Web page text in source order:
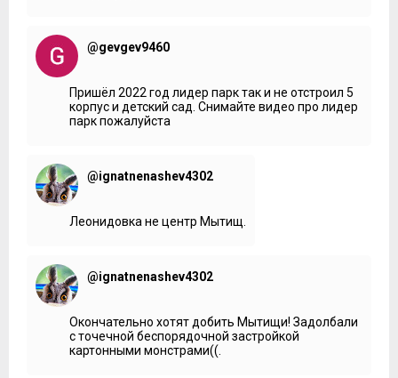
@gevgev9460
Пришёл 2022 год лидер парк так и не отстроил 5
корпус и детский сад. Снимайте видео про лидер
парк пожалуйста
@ignatnenashev4302
Леонидовка не центр Мытищ.
@ignatnenashev4302
Окончательно хотят добить Мытищи! Задолбали
с точечной беспорядочной застройкой
картонными монстрами((.